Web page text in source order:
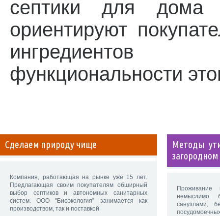
септики для
ориентируют
функциональности
Сделаем природу чище
Компания, работающая на рынке уже 15 лет.
Предлагающая своим покупателям обширный
выбор септиков и автономных санитарных
систем. ООО "Биоэкология” занимается как
производством, так и поставкой
Методы
Проживание
немыслимо
санузлами,